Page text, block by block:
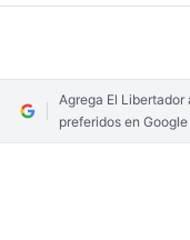
Agrega El Libertador
preferidos en Google